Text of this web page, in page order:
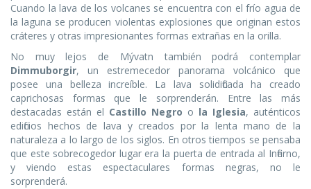
Cuando la lava de los volcanes se encuentra con el frío agua de
la laguna se producen violentas explosiones que originan estos
cráteres y otras impresionantes formas extrañas en la orilla.
No muy lejos de Mývatn también podrá contemplar
Dimmuborgir, un estremecedor panorama volcánico que
posee una belleza increíble. La lava solidificada ha creado
caprichosas formas que le sorprenderán. Entre las más
destacadas están el Castillo Negro o la Iglesia, auténticos
edificios hechos de lava y creados por la lenta mano de la
naturaleza a lo largo de los siglos. En otros tiempos se pensaba
que este sobrecogedor lugar era la puerta de entrada al Infierno,
y viendo estas espectaculares formas negras, no le
sorprenderá.